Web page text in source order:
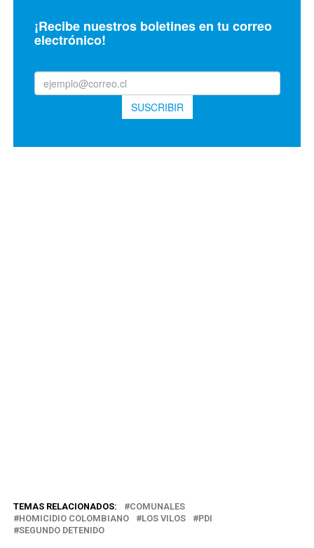
TEMAS RELACIONADOS:
COMUNALES
HOMICIDIO COLOMBIANO
LOS VILOS
PDI
SEGUNDO DETENIDO